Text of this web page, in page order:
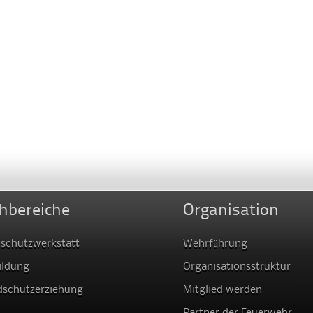
Organisation
Wehrführung
Organisationsstruktur
Mitglied werden